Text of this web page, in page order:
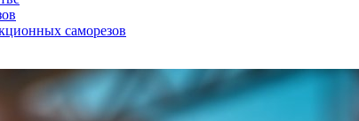
саморезов